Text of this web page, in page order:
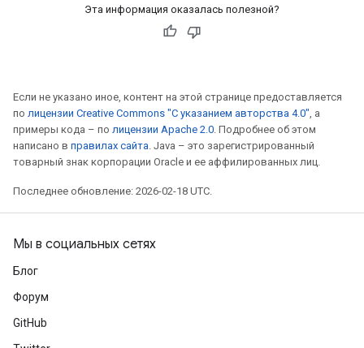
Эта информация оказалась полезной?
Если не указано иное, контент на этой странице предоставляется
по лицензии Creative Commons "С указанием авторства 4.0", а
примеры кода – по лицензии Apache 2.0. Подробнее об этом
написано в правилах сайта. Java – это зарегистрированный
товарный знак корпорации Oracle и ее аффилированных лиц.
Последнее обновление: 2026-02-18 UTC.
Мы в социальных сетях
Блог
Форум
GitHub